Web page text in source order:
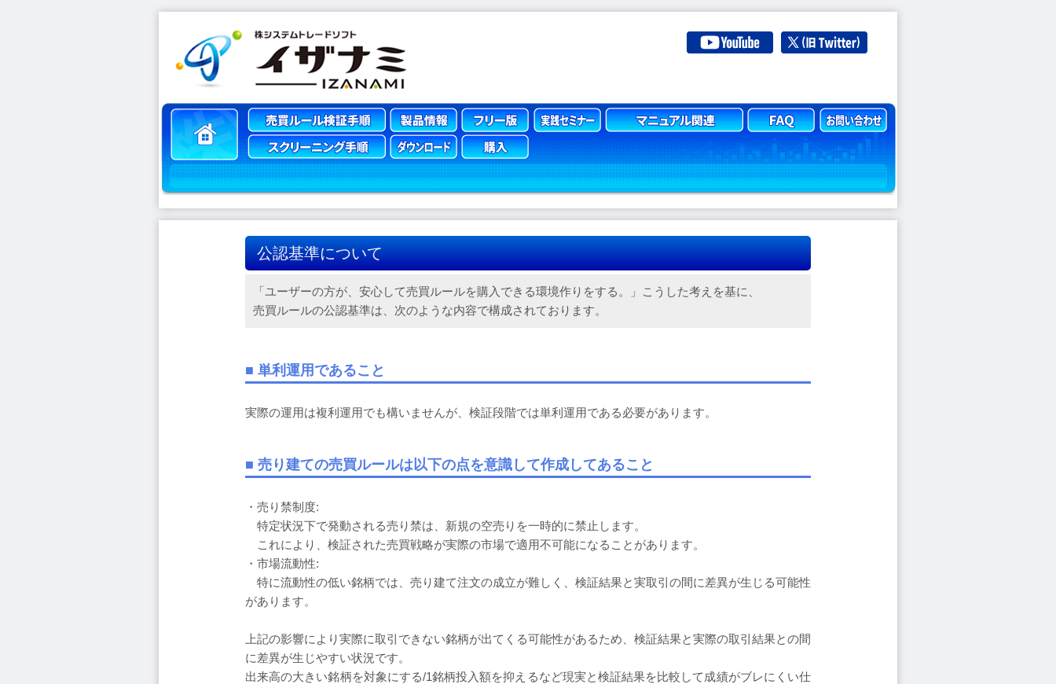
公認基準について
「ユーザーの方が、安心して売買ルールを購入できる環境作りをする。」こうした考えを基に、
売買ルールの公認基準は、次のような内容で構成されております。
■ 単利運用であること
実際の運用は複利運用でも構いませんが、検証段階では単利運用である必要があります。
■ 売り建ての売買ルールは以下の点を意識して作成してあること
・売り禁制度:
特定状況下で発動される売り禁は、新規の空売りを一時的に禁止します。
これにより、検証された売買戦略が実際の市場で適用不可能になることがあります。
・市場流動性:
特に流動性の低い銘柄では、売り建て注文の成立が難しく、検証結果と実取引の間に差異が生じる可能性
があります。
上記の影響により実際に取引できない銘柄が出てくる可能性があるため、検証結果と実際の取引結果との間
に差異が生じやすい状況です。
出来高の大きい銘柄を対象にする/1銘柄投入額を抑えるなど現実と検証結果を比較して成績がブレにくい仕